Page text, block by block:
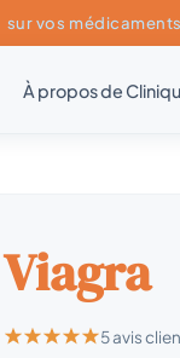
sur vos
À propos de
Viagra
5 avis